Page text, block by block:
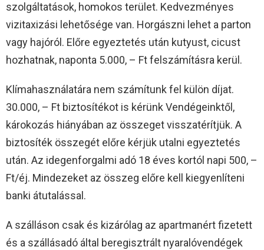
szolgáltatások, homokos terület. Kedvezményes
vizitaxizási lehetősége van. Horgászni lehet a parton
vagy hajóról. Előre egyeztetés után kutyust, cicust
hozhatnak, naponta 5.000, – Ft felszámításra kerül.
Klímahasználatára nem számítunk fel külön díjat.
30.000, – Ft biztosítékot is kérünk Vendégeinktől,
károkozás hiányában az összeget visszatérítjük. A
biztosíték összegét előre kérjük utalni egyeztetés
után. Az idegenforgalmi adó 18 éves kortól napi 500, –
Ft/éj. Mindezeket az összeg előre kell kiegyenlíteni
banki átutalással.
A szálláson csak és kizárólag az apartmanért fizetett
és a szállásadó által beregisztrált nyaralóvendégek